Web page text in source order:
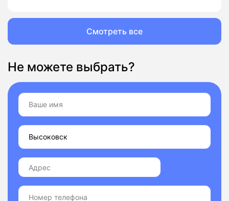
Смотреть все
Не можете выбрать?